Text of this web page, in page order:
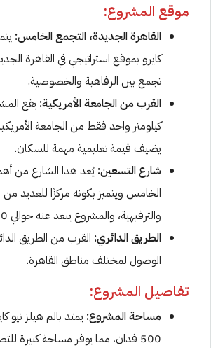
موقع المشروع:
القاهرة الجديدة، التجمع الخامس:
كايرو بموقع استراتيجي في القاهرة
تجمع بين الرفاهية والخصوصية.
القرب من الجامعة الأمريكية: يقع
كيلومتر واحد فقط من الجامعة
يضيف قيمة تعليمية مهمة للسكان.
شارع التسعين: يُعد هذا الشارع من
الخامس ويتميز بكونه مركزًا للعديد من
والترفيهية، والمشروع يبعد عنه حوالي 10 دقائق.
الطريق الدائري: القرب من الطريق
الوصول لمختلف مناطق القاهرة.
تفاصيل المشروع:
مساحة المشروع: يمتد بالم هيلز نيو
500 فدان، مما يوفر مساحة كبيرة